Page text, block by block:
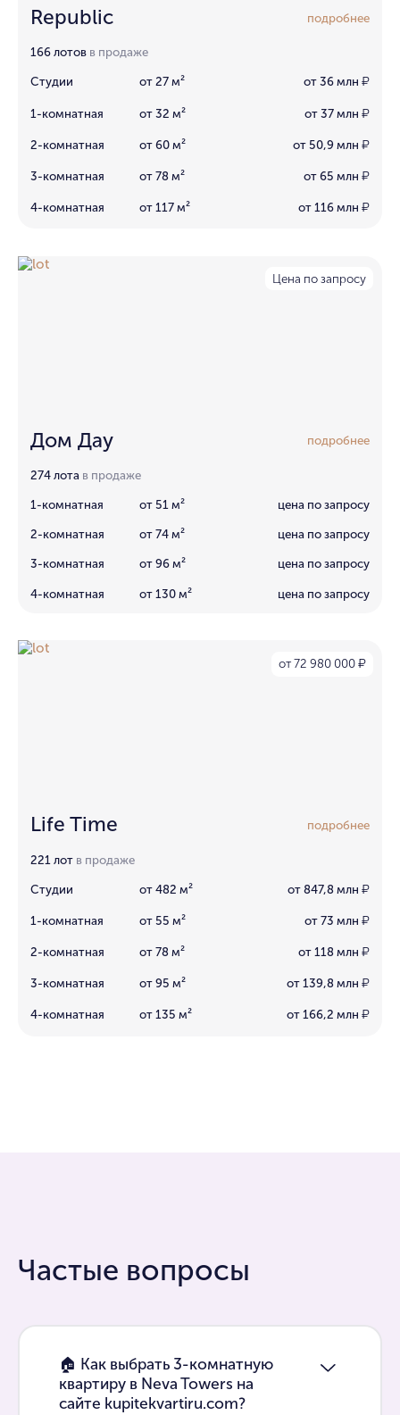
Republic подробнее
166 лотов в продаже
Студии от 27 м² от 36 млн ₽
1-комнатная от 32 м² от 37 млн ₽
2-комнатная от 60 м² от 50,9 млн ₽
3-комнатная от 78 м² от 65 млн ₽
4-комнатная от 117 м² от 116 млн ₽
Цена по запросу
Дом Дау подробнее
274 лота в продаже
1-комнатная от 51 м² цена по запросу
2-комнатная от 74 м² цена по запросу
3-комнатная от 96 м² цена по запросу
4-комнатная от 130 м² цена по запросу
от 72 980 000 ₽
Life Time подробнее
221 лот в продаже
Студии от 482 м² от 847,8 млн ₽
1-комнатная от 55 м² от 73 млн ₽
2-комнатная от 78 м² от 118 млн ₽
3-комнатная от 95 м² от 139,8 млн ₽
4-комнатная от 135 м² от 166,2 млн ₽
Частые вопросы
🏠 Как выбрать 3-комнатную
квартиру в Neva Towers на
сайте kupitekvartiru.com?